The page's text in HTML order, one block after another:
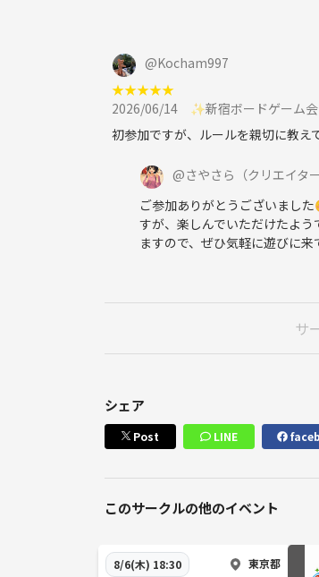
@Kocham997
★★★★★
2026/06/14
✨新宿ボードゲーム
初参加ですが、ルールを親切に教え
@さやさら （クリエイター
ご参加ありがとうございまし
すが、楽しんでいただけたよ
ますので、ぜひ気軽に遊びに
サ
シェア
Post LINE
このサークルの他のイベント
8/6(木) 18:30 東京都